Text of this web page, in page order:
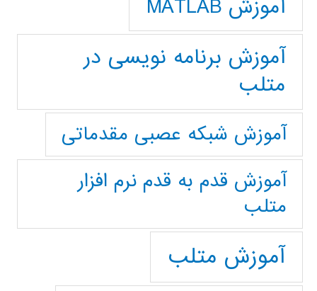
آموزش MATLAB
آموزش برنامه نویسی در
متلب
آموزش شبکه عصبی مقدماتی
آموزش قدم به قدم نرم افزار
متلب
آموزش متلب